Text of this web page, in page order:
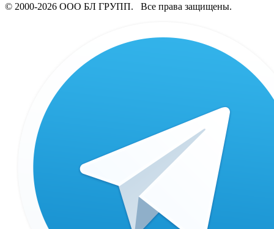
© 2000-2026 ООО БЛ ГРУПП. Все права защищены.